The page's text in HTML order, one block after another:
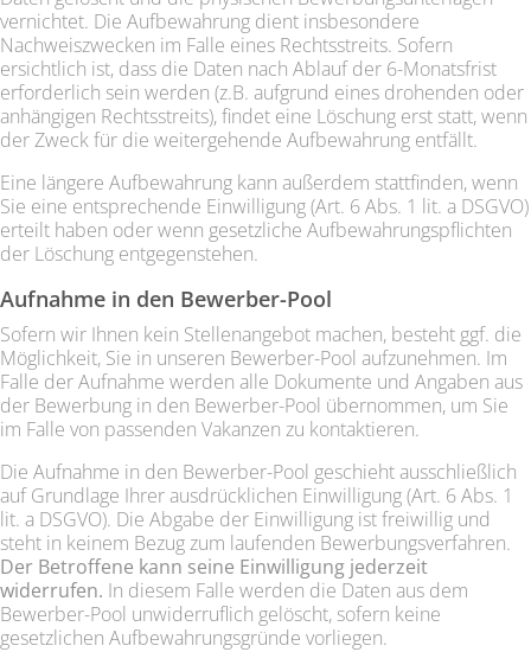
vernichtet. Die Aufbewahrung dient insbesondere
Nachweiszwecken im Falle eines Rechtsstreits. Sofern
ersichtlich ist, dass die Daten nach Ablauf der 6-Monatsfrist
erforderlich sein werden (z.B. aufgrund eines drohenden oder
anhängigen Rechtsstreits), findet eine Löschung erst statt, wenn
der Zweck für die weitergehende Aufbewahrung entfällt.
Eine längere Aufbewahrung kann außerdem stattfinden, wenn
Sie eine entsprechende Einwilligung (Art. 6 Abs. 1 lit. a DSGVO)
erteilt haben oder wenn gesetzliche Aufbewahrungspflichten
der Löschung entgegenstehen.
Aufnahme in den Bewerber-Pool
Sofern wir Ihnen kein Stellenangebot machen, besteht ggf. die
Möglichkeit, Sie in unseren Bewerber-Pool aufzunehmen. Im
Falle der Aufnahme werden alle Dokumente und Angaben aus
der Bewerbung in den Bewerber-Pool übernommen, um Sie
im Falle von passenden Vakanzen zu kontaktieren.
Die Aufnahme in den Bewerber-Pool geschieht ausschließlich
auf Grundlage Ihrer ausdrücklichen Einwilligung (Art. 6 Abs. 1
lit. a DSGVO). Die Abgabe der Einwilligung ist freiwillig und
steht in keinem Bezug zum laufenden Bewerbungsverfahren.
Der Betroffene kann seine Einwilligung jederzeit
widerrufen. In diesem Falle werden die Daten aus dem
Bewerber-Pool unwiderruflich gelöscht, sofern keine
gesetzlichen Aufbewahrungsgründe vorliegen.